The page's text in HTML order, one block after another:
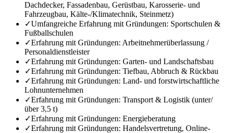
Dachdecker, Fassadenbau, Gerüstbau, Karosserie- und
Fahrzeugbau, Kälte-/Klimatechnik, Steinmetz)
✓Umfangreiche Erfahrung mit Gründungen: Sportschulen &
Fußballschulen
✓Erfahrung mit Gründungen: Arbeitnehmerüberlassung /
Personaldienstleister
✓Erfahrung mit Gründungen: Garten- und Landschaftsbau
✓Erfahrung mit Gründungen: Tiefbau, Abbruch & Rückbau
✓Erfahrung mit Gründungen: Land- und forstwirtschaftliche
Lohnunternehmen
✓Erfahrung mit Gründungen: Transport & Logistik (unter/
über 3,5 t)
✓Erfahrung mit Gründungen: Energieberatung
✓Erfahrung mit Gründungen: Handelsvertretung, Online-